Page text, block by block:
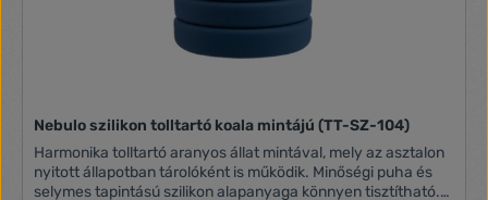
Nebulo szilikon tolltartó koala mintájú (TT-SZ-104)
Harmonika tolltartó aranyos állat mintával, mely az asztalon
nyitott állapotban tárolóként is működik. Minőségi puha és
selymes tapintású szilikon alapanyaga könnyen tisztítható.